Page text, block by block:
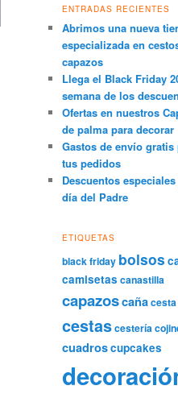
ENTRADAS RECIENTES
Abrimos una nueva
especializada en
capazos
Llega el Black Friday
semana de los
Ofertas en nuestros
de palma para decorar
Gastos de envío gratis
tus pedidos
Descuentos
día del Padre
ETIQUETAS
black friday bolsos
camisetas canastilla
capazoscañacesta
cestascestería
cuadroscupcakes